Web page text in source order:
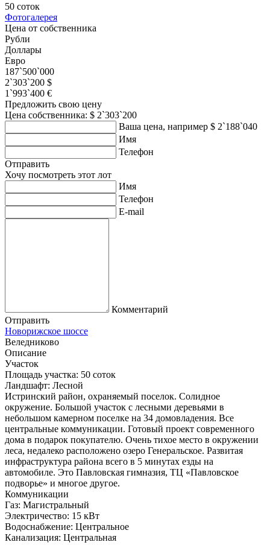
50 соток
Фотогалерея
Цена от собственника
Рубли
Доллары
Евро
187`500`000
2`303`200 $
1`993`400 €
Предложить свою цену
Цена собственника: $ 2`303`200
Ваша цена, например $ 2`188`040
Имя
Телефон
Отправить
Хочу посмотреть этот лот
Имя
Телефон
E-mail
Комментарий
Отправить
Новорижское шоссе
Веледниково
Описание
Участок
Площадь участка: 50 соток
Ландшафт: Лесной
Истринский район, охраняемый поселок. Солидное
окружение. Большой участок с лесными деревьями в
небольшом камерном поселке на 34 домовладения. Все
центральные коммуникации. Готовый проект современного
дома в подарок покупателю. Очень тихое место в окружении
леса, недалеко расположено озеро Генеральское. Развитая
инфраструктура района всего в 5 минутах езды на
автомобиле. Это Павловская гимназия, ТЦ «Павловское
подворье» и многое другое.
Коммуникации
Газ: Магистральный
Электричество: 15 кВт
Водоснабжение: Центральное
Канализация: Центральная